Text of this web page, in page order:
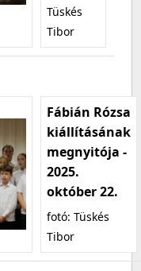
Tüskés
Tibor
Fábián Rózsa
kiállításának
megnyitója -
2025.
október 22.
fotó: Tüskés
Tibor